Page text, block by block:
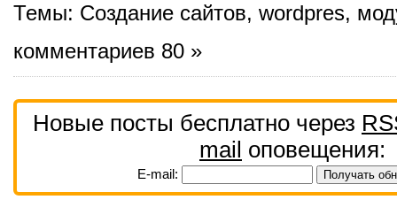
Темы: Создание сайтов, wordpres,
комментариев 80 »
Новые посты бесплатно через
mail оповещения:
E-mail: